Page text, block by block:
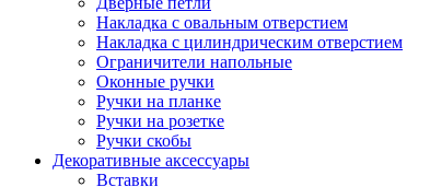
Накладка с овальным отверстием
Накладка с цилиндрическим отверстием
Ограничители напольные
Оконные ручки
Ручки на планке
Ручки на розетке
Ручки скобы
Декоративные аксессуары
Вставки